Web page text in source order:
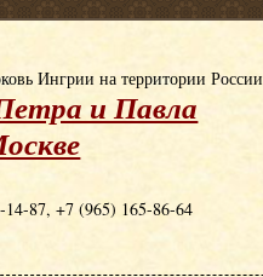
Ингрии на территории России
и Павла
87, +7 (965) 165-86-64